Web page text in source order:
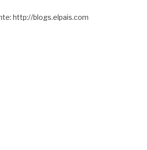
http://blogs.elpais.com